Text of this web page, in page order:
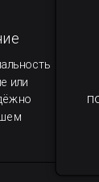
или